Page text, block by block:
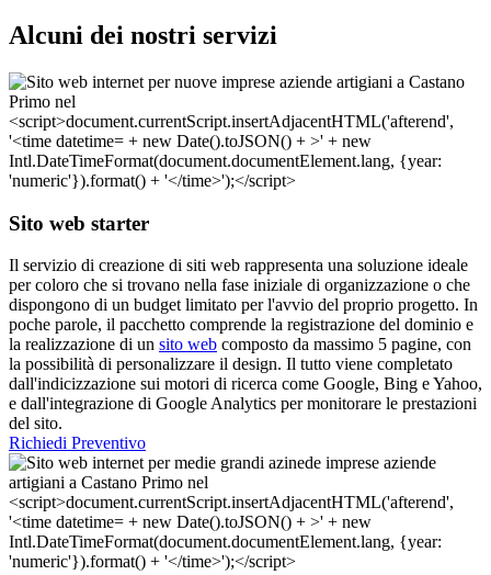
Alcuni dei nostri servizi
Sito web starter
Il servizio di creazione di siti web rappresenta una soluzione ideale
per coloro che si trovano nella fase iniziale di organizzazione o che
dispongono di un budget limitato per l'avvio del proprio progetto. In
poche parole, il pacchetto comprende la registrazione del dominio e
la realizzazione di un sito web composto da massimo 5 pagine, con
la possibilità di personalizzare il design. Il tutto viene completato
dall'indicizzazione sui motori di ricerca come Google, Bing e Yahoo,
e dall'integrazione di Google Analytics per monitorare le prestazioni
del sito.
Richiedi Preventivo